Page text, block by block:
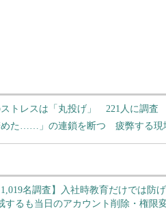
トレスは「丸投げ」 221人に調査
めた……」の連鎖を断つ 疲弊する現
1,019名調査】入社時教育だけでは
するも当日のアカウント削除・権限